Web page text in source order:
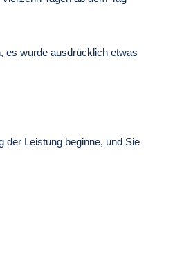
es wurde ausdrücklich etwas
Leistung beginne, und Sie